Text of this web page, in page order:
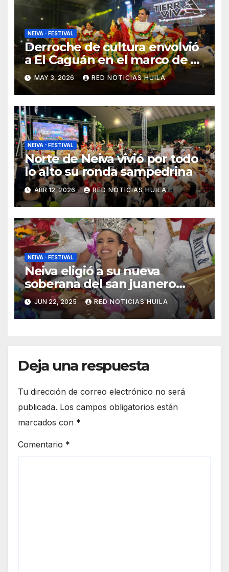
NEIVA - FESTIVAL
Derroche de cultura envolvió
a El Caguán en el marco de su
ronda sampedrina
MAY 3, 2026 RED NOTICIAS HUILA
NEIVA - FESTIVAL
Norte de Neiva vivió por todo
lo alto su ronda sampedrina
ABR 12, 2026 RED NOTICIAS HUILA
NEIVA - FESTIVAL
Neiva eligió a su nueva
soberana del san juanero
Huilense.
JUN 22, 2025 RED NOTICIAS HUILA
Deja una respuesta
Tu dirección de correo electrónico no será
publicada. Los campos obligatorios están
marcados con *
Comentario *